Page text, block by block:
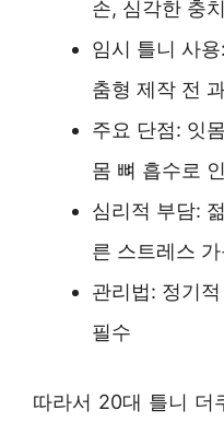
손, 심각한 충
임시 틀니 사
춤형 제작 전
주요 단점: 잇
몸 뼈 흡수로
심리적 부담:
른 스트레스 가
관리법: 정기
필수
따라서 20대 틀니 더